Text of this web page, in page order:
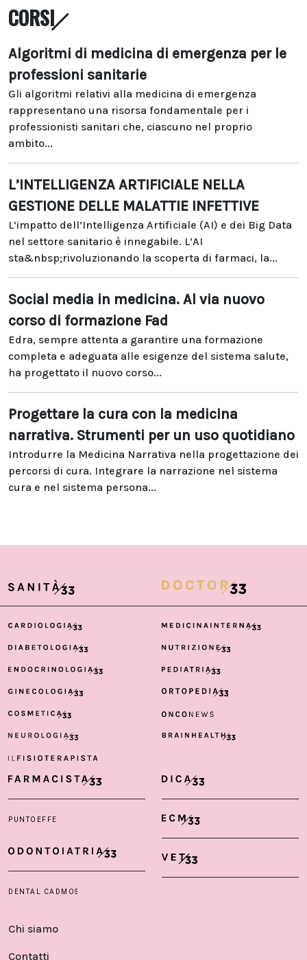
CORSI
Algoritmi di medicina di emergenza per le
professioni sanitarie
Gli algoritmi relativi alla medicina di emergenza
rappresentano una risorsa fondamentale per i
professionisti sanitari che, ciascuno nel proprio
ambito...
L’INTELLIGENZA ARTIFICIALE NELLA
GESTIONE DELLE MALATTIE INFETTIVE
L’impatto dell’Intelligenza Artificiale (AI) e dei Big Data
nel settore sanitario è innegabile. L’AI
sta&nbsp;rivoluzionando la scoperta di farmaci, la...
Social media in medicina. Al via nuovo
corso di formazione Fad
Edra, sempre attenta a garantire una formazione
completa e adeguata alle esigenze del sistema salute,
ha progettato il nuovo corso...
Progettare la cura con la medicina
narrativa. Strumenti per un uso quotidiano
Introdurre la Medicina Narrativa nella progettazione dei
percorsi di cura. Integrare la narrazione nel sistema
cura e nel sistema persona...
Chi siamo
Contatti